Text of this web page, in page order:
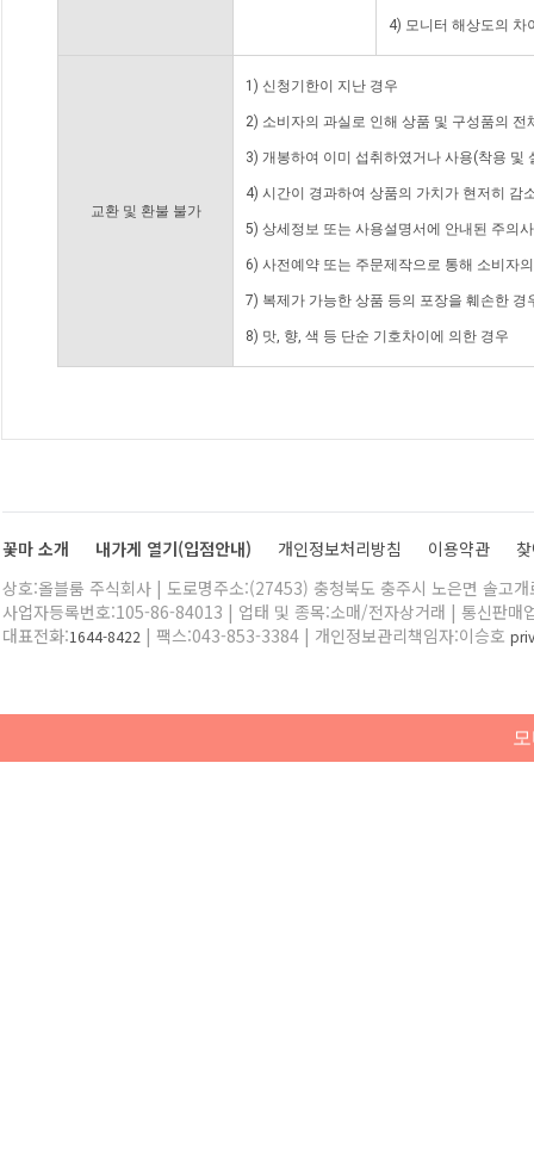
4) 모니터 해상도의 차
교환 및 환불 불가
1) 신청기한이 지난 경우
2) 소비자의 과실로 인해 상품 및 구성품의
3) 개봉하여 이미 섭취하였거나 사용(착용 및
4) 시간이 경과하여 상품의 가치가 현저히 감
5) 상세정보 또는 사용설명서에 안내된 주의
6) 사전예약 또는 주문제작으로 통해 소비자
7) 복제가 가능한 상품 등의 포장을 훼손한 경
8) 맛, 향, 색 등 단순 기호차이에 의한 경우
꽃마 소개 내가게 열기(입점안내) 개인정보처리방침 이용약관
상호:올블룸 주식회사 | 도로명주소:(27453) 충청북도 충주시 노은면 솔고
사업자등록번호:105-86-84013 | 업태 및 종목:소매/전자상거래 | 통신판매
대표전화:1644-8422 | 팩스:043-853-3384 | 개인정보관리책임자:이승호